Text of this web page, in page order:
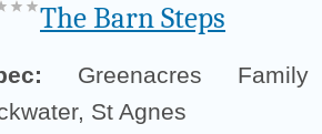
The Barn Steps
Greenacres
St Agnes